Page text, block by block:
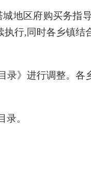
地区府购买务指
行,同时各乡镇
录》进行调整。各
录。